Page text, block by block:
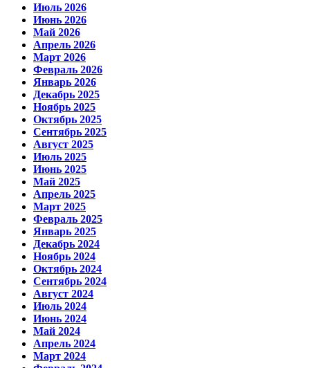
Июль 2026
Июнь 2026
Май 2026
Апрель 2026
Март 2026
Февраль 2026
Январь 2026
Декабрь 2025
Ноябрь 2025
Октябрь 2025
Сентябрь 2025
Август 2025
Июль 2025
Июнь 2025
Май 2025
Апрель 2025
Март 2025
Февраль 2025
Январь 2025
Декабрь 2024
Ноябрь 2024
Октябрь 2024
Сентябрь 2024
Август 2024
Июль 2024
Июнь 2024
Май 2024
Апрель 2024
Март 2024